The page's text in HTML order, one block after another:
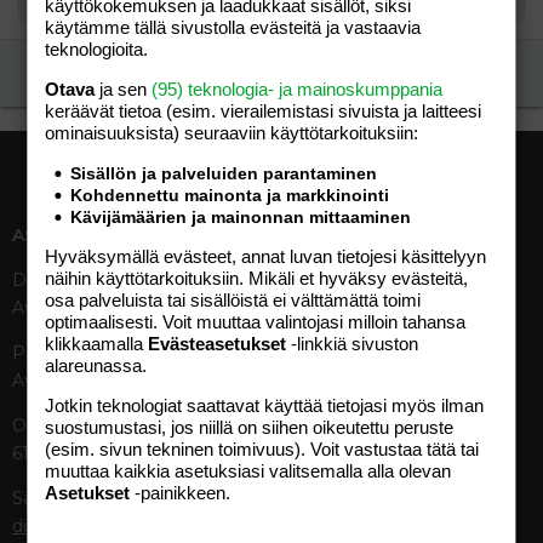
ASIAKASPALVELU
Digipalvelut (09) 156 6227
Avoinna ma–pe 8–19
Painettu lehti (09) 156 665
Avoinna ma–pe 8–19
Otavamedian vaihde (09) 156
61
Sähköposti (digi)
digi@otavamedia.fi
Tekniset tiedot, aikataulut ja
ilmoitushinnat
Tietoa verkon kävijöistä
Käyttöehdot
TUOTTEET
käyttökokemuksen ja laadukkaat sisällöt, siksi
käytämme tällä sivustolla evästeitä ja vastaavia
teknologioita.
Otavaja sen (95) teknologia- ja mainoskumppania
keräävät tietoa (esim. vierailemis­tasi sivuista ja laitteesi
ominaisuuk­sista) seuraaviin käyttötarkoituksiin:
Sisällön ja palveluiden parantaminen
Kohdennettu mainonta ja markkinointi
Kävijämäärien ja mainonnan mittaaminen
Hyväksymällä evästeet, annat luvan tietojesi käsittelyyn
näihin käyttötarkoituksiin. Mikäli et hyväksy evästeitä,
osa palveluista tai sisällöistä ei välttämättä toimi
optimaalisesti. Voit muuttaa valintojasi milloin tahansa
klikkaamalla Evästeasetukset -linkkiä sivuston
alareunassa.
Jotkin teknologiat saattavat käyttää tietojasi myös ilman
suostumustasi, jos niillä on siihen oikeutettu peruste
(esim. sivun tekninen toimivuus). Voit vastustaa tätä tai
muuttaa kaikkia asetuksiasi valitsemalla alla olevan
Asetukset -painikkeen.